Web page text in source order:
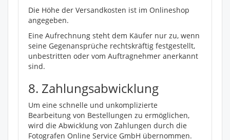
Die Höhe der Versandkosten ist im Onlineshop
angegeben.
Eine Aufrechnung steht dem Käufer nur zu, wenn
seine Gegenansprüche rechtskräftig festgestellt,
unbestritten oder vom Auftragnehmer anerkannt
sind.
8. Zahlungsabwicklung
Um eine schnelle und unkomplizierte
Bearbeitung von Bestellungen zu ermöglichen,
wird die Abwicklung von Zahlungen durch die
Fotografen Online Service GmbH übernommen.